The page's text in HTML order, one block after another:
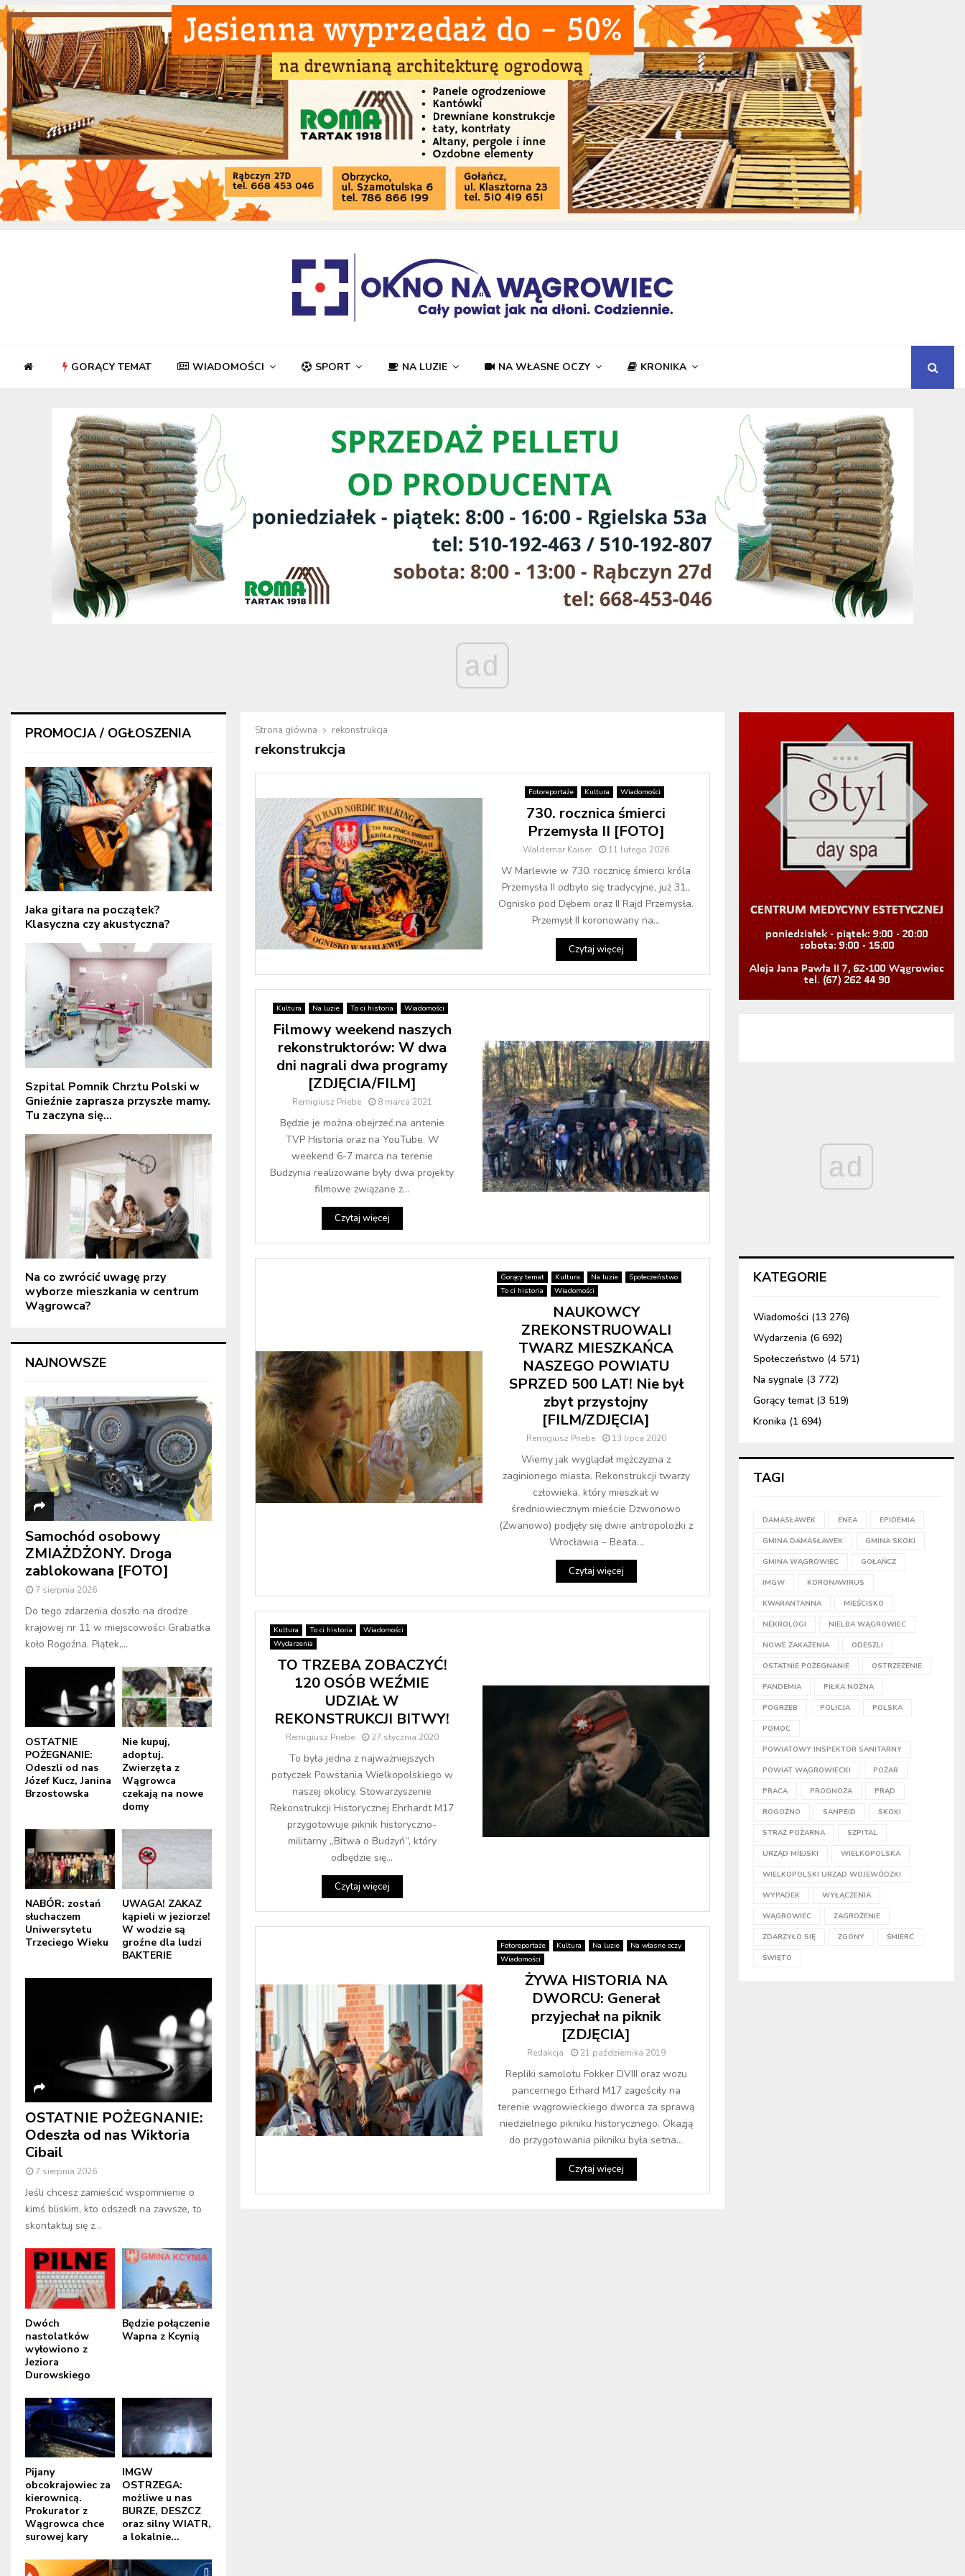
GORĄCY TEMAT WIADOMOŚCI SPORT NA LUZIE NA WŁASNE OCZY KRONIKA
ad
Strona główna rekonstrukcja
rekonstrukcja
Fotoreportaże Kultura Wiadomości
730. rocznica śmierci
Przemysła II [FOTO]
Waldemar Kaiser 11 lutego 2026
W Marlewie w 730. rocznicę śmierci króla
Przemysła II odbyło się tradycyjne, już 31.,
Ognisko pod Dębem oraz II Rajd Przemysła.
Przemysł II koronowany na...
Czytaj więcej
Kultura Na luzie To ci historia Wiadomości
Filmowy weekend naszych
rekonstruktorów: W dwa
dni nagrali dwa programy
[ZDJĘCIA/FILM]
Remigiusz Priebe 8 marca 2021
Będzie je można obejrzeć na antenie
TVP Historia oraz na YouTube. W
weekend 6-7 marca na terenie
Budzynia realizowane były dwa projekty
filmowe związane z...
Czytaj więcej
Gorący temat Kultura Na luzie
Społeczeństwo
To ci historia
Wiadomości
NAUKOWCY
ZREKONSTRUOWALI
TWARZ MIESZKAŃCA
NASZEGO POWIATU
SPRZED 500 LAT! Nie był
zbyt przystojny
[FILM/ZDJĘCIA]
Remigiusz Priebe 13 lipca 2020
Wiemy jak wyglądał mężczyzna z
zaginionego miasta. Rekonstrukcji twarzy
człowieka, który mieszkał w
średniowiecznym mieście Dzwonowo
(Zwanowo) podjęły się dwie antropolożki z
Wrocławia – Beata...
Czytaj więcej
Kultura To ci historia
Wiadomości
Wydarzenia
TO TRZEBA ZOBACZYĆ!
120 OSÓB WEŹMIE
UDZIAŁ W
REKONSTRUKCJI BITWY!
Remigiusz Priebe 27 stycznia 2020
To była jedna z najważniejszych
potyczek Powstania Wielkopolskiego w
naszej okolicy. Stowarzyszenie
Rekonstrukcji Historycznej Ehrhardt M17
przygotowuje piknik historyczno-
militarny „Bitwa o Budzyń”, który
odbędzie się...
Czytaj więcej
Fotoreportaże Kultura Na luzie
Na własne oczy
Wiadomości
ŻYWA HISTORIA NA
DWORCU: Generał
przyjechał na piknik
[ZDJĘCIA]
Redakcja 21 października 2019
Repliki samolotu Fokker DVIII oraz wozu
pancernego Erhard M17 zagościły na
terenie wągrowieckiego dworca za sprawą
niedzielnego pikniku historycznego. Okazją
do przygotowania pikniku była setna...
Czytaj więcej
PROMOCJA / OGŁOSZENIA
Jaka gitara na początek?
Klasyczna czy akustyczna?
Szpital Pomnik Chrztu Polski w
Gnieźnie zaprasza przyszłe mamy.
Tu zaczyna się...
Na co zwrócić uwagę przy
wyborze mieszkania w centrum
Wągrowca?
NAJNOWSZE
Samochód osobowy
ZMIAŻDŻONY. Droga
zablokowana [FOTO]
7 sierpnia 2026
Do tego zdarzenia doszło na drodze
krajowej nr 11 w miejscowości Grabatka
koło Rogoźna. Piątek,...
OSTATNIE
POŻEGNANIE:
Odeszli od nas
Józef Kucz, Janina
Brzostowska
Nie kupuj,
adoptuj.
Zwierzęta z
Wągrowca
czekają na nowe
domy
NABÓR: zostań
słuchaczem
Uniwersytetu
Trzeciego Wieku
UWAGA! ZAKAZ
kąpieli w jeziorze!
W wodzie są
groźne dla ludzi
BAKTERIE
OSTATNIE POŻEGNANIE:
Odeszła od nas Wiktoria
Cibail
7 sierpnia 2026
Jeśli chcesz zamieścić wspomnienie o
kimś bliskim, kto odszedł na zawsze, to
skontaktuj się z...
Dwóch
nastolatków
wyłowiono z
Jeziora
Durowskiego
Będzie połączenie
Wapna z Kcynią
Pijany
obcokrajowiec za
kierownicą.
Prokurator z
Wągrowca chce
surowej kary
IMGW
OSTRZEGA:
możliwe u nas
BURZE, DESZCZ
oraz silny WIATR,
a lokalnie...
ad
KATEGORIE
Wiadomości (13 276)
Wydarzenia (6 692)
Społeczeństwo (4 571)
Na sygnale (3 772)
Gorący temat(3 519)
Kronika (1 694)
TAGI
DAMASŁAWEK ENEA EPIDEMIA
GMINA DAMASŁAWEK GMINA SKOKI
GMINA WĄGROWIEC GOŁAŃCZ
IMGW KORONAWIRUS
KWARANTANNA MIEŚCISKO
NEKROLOGI NIELBA WĄGROWIEC
NOWE ZAKAŻENIA ODESZLI
OSTATNIE POŻEGNANIE OSTRZEŻENIE
PANDEMIA PIŁKA NOŻNA
POGRZEB POLICJA POLSKA
POMOC
POWIATOWY INSPEKTOR SANITARNY
POWIAT WĄGROWIECKI POŻAR
PRACA PROGNOZA PRĄD
ROGOŹNO SANPEID SKOKI
STRAŻ POŻARNA SZPITAL
URZĄD MIEJSKI WIELKOPOLSKA
WIELKOPOLSKI URZĄD WOJEWÓDZKI
WYPADEK WYŁĄCZENIA
WĄGROWIEC ZAGROŻENIE
ZDARZYŁO SIĘ ZGONY ŚMIERĆ
ŚWIĘTO